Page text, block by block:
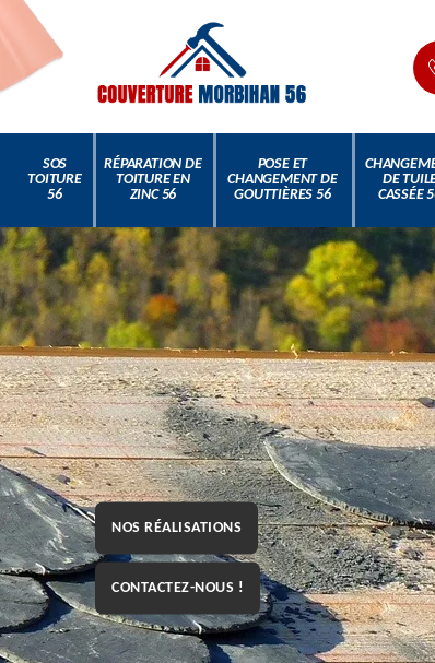
SOS
TOITURE
56
RÉPARATION DE
TOITURE EN
ZINC 56
POSE ET
CHANGEMENT DE
GOUTTIÈRES 56
DE
CASSÉE
NOS RÉALISATIONS
CONTACTEZ-NOUS !